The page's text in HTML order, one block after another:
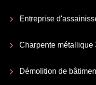
Entreprise
Charpente métallique
Démolition de